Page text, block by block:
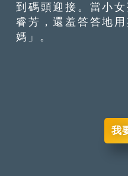
到碼頭迎接。當小
睿芳，還羞答答地
媽」。
我